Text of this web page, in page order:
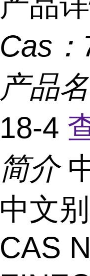
Cas：
产品
18-4
简介
中文
CAS